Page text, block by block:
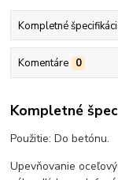
Kompletné
Komentáre 0
Kompletné
Použitie: Do betónu.
Upevňovanie